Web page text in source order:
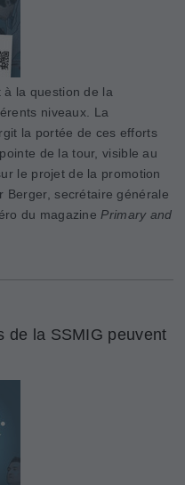
à la question de la
niveaux. La
la portée de ces efforts
de la tour, visible au
le projet de la promotion
Berger, secrétaire générale
du magazine Primary and
de la SSMIG peuvent